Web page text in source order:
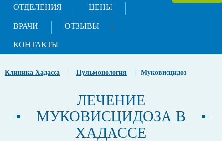
ОТДЕЛЕНИЯ ЦЕНЫ
ВРАЧИ ОТЗЫВЫ
КОНТАКТЫ
Клиника Хадасса Пульмонология Муковисцидоз
ЛЕЧЕНИЕ
МУКОВИСЦИДОЗА В
ХАДАССЕ